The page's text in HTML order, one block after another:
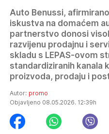
Auto Benussi,
iskustva na domaćem
partnerstvo donosi
razvijenu prodajnu i
skladu s LEPAS-ovom
standardiziranih kanala
proizvoda, prodaju i
Autor: promo
Objavljeno 08.05.2026. 12:39h